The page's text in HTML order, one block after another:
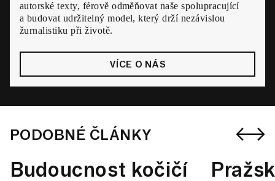
autorské texty, férově odměňovat naše spolupracující
a budovat udržitelný model, který drží nezávislou
žurnalistiku při životě.
VÍCE O NÁS
PODOBNÉ ČLÁNKY
Budoucnost kočičí